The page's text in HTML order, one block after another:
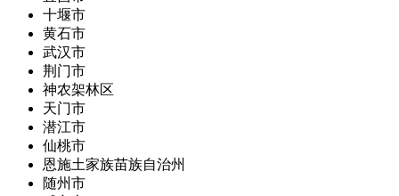
十堰市
黄石市
武汉市
荆门市
神农架林区
天门市
潜江市
仙桃市
恩施土家族苗族自治州
随州市